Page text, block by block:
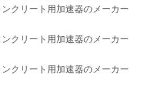
クリート用加速器のメーカー
クリート用加速器のメーカー
クリート用加速器のメーカー